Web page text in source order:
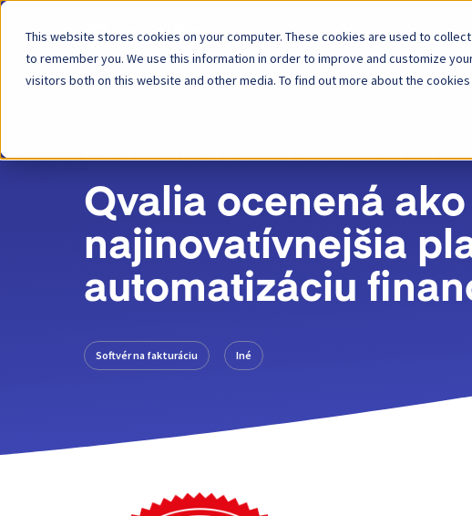
This website stores cookies on your computer. These cookies are used to
to remember you. We use this information in order to improve and customize
visitors both on this website and other media. To find out more about the
Platforma
SPÄŤ PRÍSPEVOK NA BLOGU 03. SEPTEMBER 2021
Qvalia ocenená ako
najinovatívnejšia
automatizáciu
Softvér na fakturáciu Iné